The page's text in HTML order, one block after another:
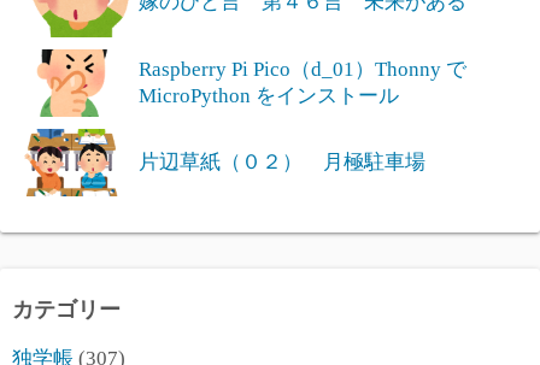
Raspberry Pi Pico（d_01）Thonny で
MicroPython をインストール
片辺草紙（０２） 月極駐車場
カテゴリー
独学帳 (307)